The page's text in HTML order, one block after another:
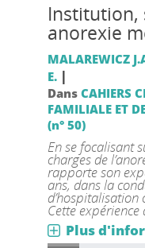
Institution,
anorexie
MALAREWICZ
E. |
Dans CAHIERS
FAMILIALE ET
(n° 50)
En se focalisant
charges de
rapporte son
ans, dans la
d’hospitalisation
Cette
Plus